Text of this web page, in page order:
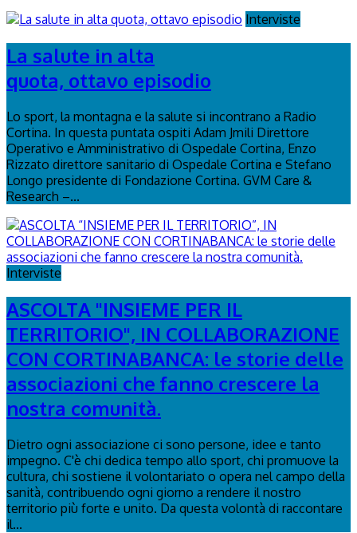
Interviste
La salute in alta
quota, ottavo episodio
Lo sport, la montagna e la salute si incontrano a Radio
Cortina. In questa puntata ospiti Adam Jmili Direttore
Operativo e Amministrativo di Ospedale Cortina, Enzo
Rizzato direttore sanitario di Ospedale Cortina e Stefano
Longo presidente di Fondazione Cortina. GVM Care &
Research –...
Interviste
ASCOLTA "INSIEME PER IL
TERRITORIO", IN COLLABORAZIONE
CON CORTINABANCA: le storie delle
associazioni che fanno crescere la
nostra comunità.
Dietro ogni associazione ci sono persone, idee e tanto
impegno. C'è chi dedica tempo allo sport, chi promuove la
cultura, chi sostiene il volontariato o opera nel campo della
sanità, contribuendo ogni giorno a rendere il nostro
territorio più forte e unito. Da questa volontà di raccontare
il...